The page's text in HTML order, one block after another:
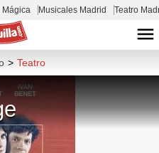
Mágica Musicales Madrid Teatro
> Teatro